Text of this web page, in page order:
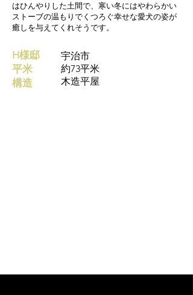
はひんやりした土間で、寒い冬にはやわらかい
ストーブの温もりでくつろぐ幸せな愛犬の姿が
癒しを与えてくれそうです。
H様邸
平米
構造
宇治市
約73平米
木造平屋